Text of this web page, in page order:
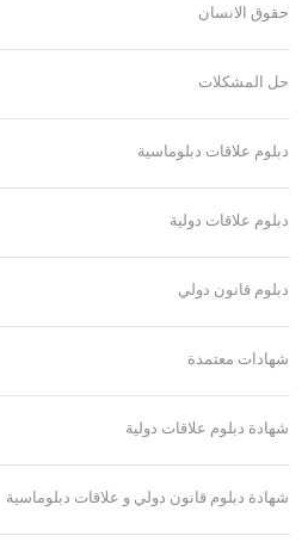
حقوق الانسان
حل المشكلات
دبلوم علاقات دبلوماسية
دبلوم علاقات دولية
دبلوم قانون دولي
شهادات معتمدة
شهادة دبلوم علاقات دولية
شهادة دبلوم قانون دولي و علاقات دبلوماسية